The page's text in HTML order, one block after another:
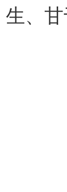
生、